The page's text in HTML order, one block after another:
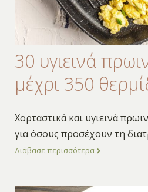
30 υγιεινά
μέχρι 350
Χορταστικά και υγιεινά
για όσους προσέχουν τη
Διάβασε περισσότερα